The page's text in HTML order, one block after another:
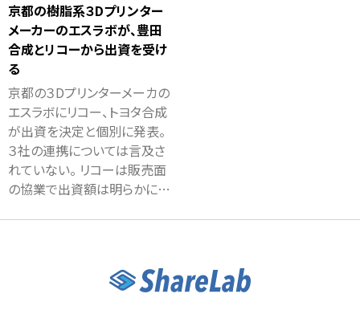
京都の樹脂系３Dプリンター
メーカーのエスラボが、豊田
合成とリコーから出資を受け
る
京都の３Dプリンターメーカの
エスラボにリコー、トヨタ合成
が出資を決定と個別に発表。
３社の連携については言及さ
れていない。 リコーは販売面
の協業で出資額は明らかに…